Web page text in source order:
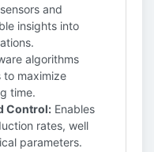
and
insights into
algorithms
to maximize
time.
Control: Enables
rates, well
parameters.